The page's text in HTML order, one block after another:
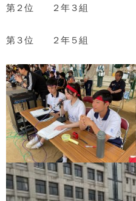
第２位 ２年３組
第３位 ２年５組